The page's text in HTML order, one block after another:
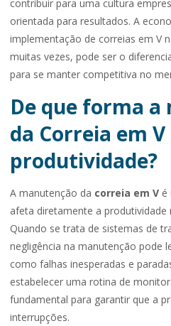
contribuir para uma cultura
orientada para resultados. A
implementação de correias em V
muitas vezes, pode ser o
para se manter competitiva no
De que forma
da Correia em
produtividade?
A manutenção da correia em V é
afeta diretamente a produtividade
Quando se trata de sistemas de
negligência na manutenção pode
como falhas inesperadas e
estabelecer uma rotina de
fundamental para garantir que a
interrupções.